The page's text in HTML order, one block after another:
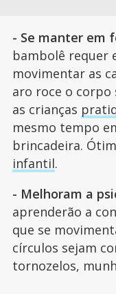
- Se manter em
bambolê requer
movimentar as
aro roce o corpo
as crianças
mesmo tempo
brincadeira.
infantil.
- Melhoram a
aprenderão a
que se
círculos sejam
tornozelos,